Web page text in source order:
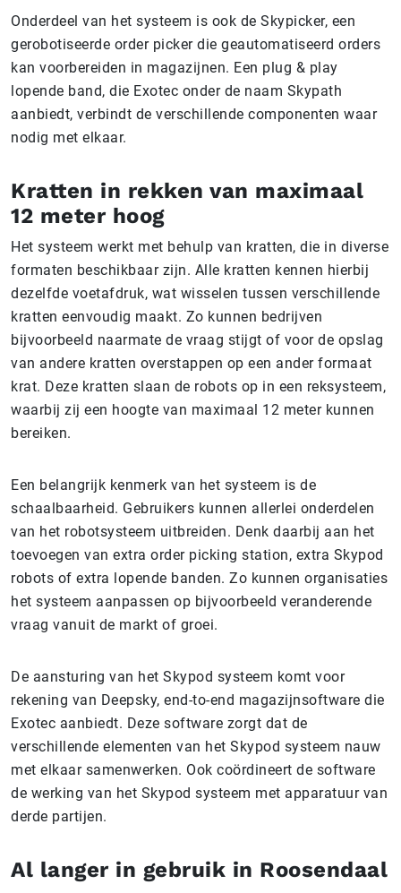
Onderdeel van het systeem is ook de Skypicker, een
gerobotiseerde order picker die geautomatiseerd orders
kan voorbereiden in magazijnen. Een plug & play
lopende band, die Exotec onder de naam Skypath
aanbiedt, verbindt de verschillende componenten waar
nodig met elkaar.
Kratten in rekken van maximaal
12 meter hoog
Het systeem werkt met behulp van kratten, die in diverse
formaten beschikbaar zijn. Alle kratten kennen hierbij
dezelfde voetafdruk, wat wisselen tussen verschillende
kratten eenvoudig maakt. Zo kunnen bedrijven
bijvoorbeeld naarmate de vraag stijgt of voor de opslag
van andere kratten overstappen op een ander formaat
krat. Deze kratten slaan de robots op in een reksysteem,
waarbij zij een hoogte van maximaal 12 meter kunnen
bereiken.
Een belangrijk kenmerk van het systeem is de
schaalbaarheid. Gebruikers kunnen allerlei onderdelen
van het robotsysteem uitbreiden. Denk daarbij aan het
toevoegen van extra order picking station, extra Skypod
robots of extra lopende banden. Zo kunnen organisaties
het systeem aanpassen op bijvoorbeeld veranderende
vraag vanuit de markt of groei.
De aansturing van het Skypod systeem komt voor
rekening van Deepsky, end-to-end magazijnsoftware die
Exotec aanbiedt. Deze software zorgt dat de
verschillende elementen van het Skypod systeem nauw
met elkaar samenwerken. Ook coördineert de software
de werking van het Skypod systeem met apparatuur van
derde partijen.
Al langer in gebruik in Roosendaal